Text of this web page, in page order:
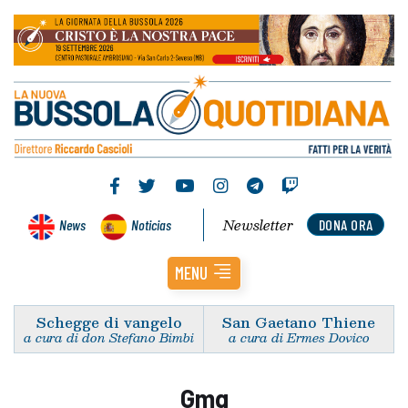
News Noticias DONA ORA
Newsletter
MENU
Schegge di vangelo
a cura di don Stefano Bimbi
San Gaetano Thiene
a cura di Ermes Dovico
Gmg